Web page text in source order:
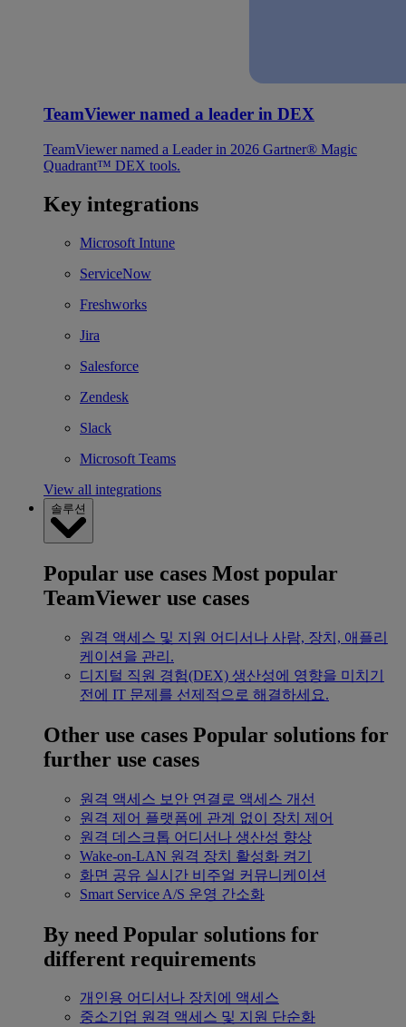
TeamViewer named a leader in DEX
TeamViewer named a Leader in 2026 Gartner® Magic
Quadrant™ DEX tools.
Key integrations
Microsoft Intune
ServiceNow
Freshworks
Jira
Salesforce
Zendesk
Slack
Microsoft Teams
View all integrations
솔루션
Popular use cases Most popular
TeamViewer use cases
원격 액세스 및 지원 어디서나 사람, 장치, 애플리
케이션을 관리.
디지털 직원 경험(DEX) 생산성에 영향을 미치기
전에 IT 문제를 선제적으로 해결하세요.
Other use cases Popular solutions for
further use cases
원격 액세스 보안 연결로 액세스 개선
원격 제어 플랫폼에 관계 없이 장치 제어
원격 데스크톱 어디서나 생산성 향상
Wake-on-LAN 원격 장치 활성화 켜기
화면 공유 실시간 비주얼 커뮤니케이션
Smart Service A/S 운영 간소화
By need Popular solutions for
different requirements
개인용 어디서나 장치에 액세스
중소기업 원격 액세스 및 지원 단순화